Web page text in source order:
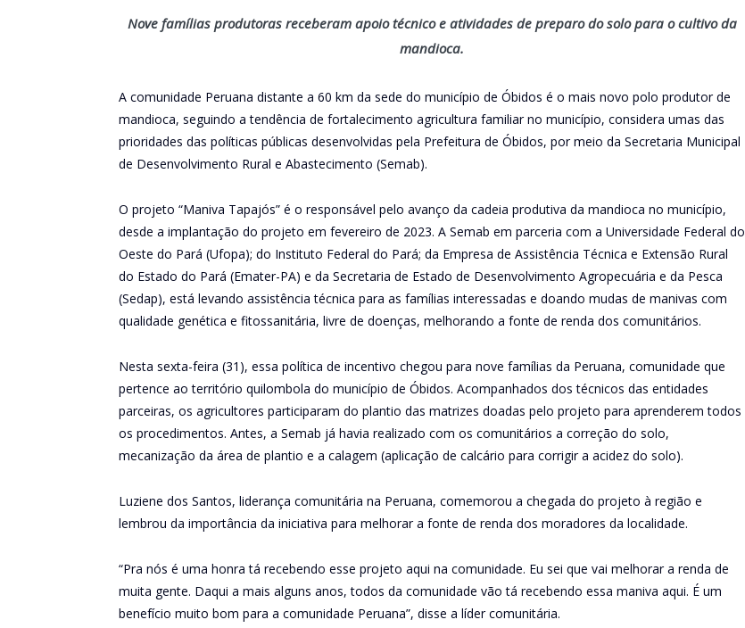
Nove famílias produtoras receberam apoio técnico e atividades de preparo do solo para o cultivo da
mandioca.
A comunidade Peruana distante a 60 km da sede do município de Óbidos é o mais novo polo produtor de
mandioca, seguindo a tendência de fortalecimento agricultura familiar no município, considera umas das
prioridades das políticas públicas desenvolvidas pela Prefeitura de Óbidos, por meio da Secretaria Municipal
de Desenvolvimento Rural e Abastecimento (Semab).
O projeto “Maniva Tapajós” é o responsável pelo avanço da cadeia produtiva da mandioca no município,
desde a implantação do projeto em fevereiro de 2023. A Semab em parceria com a Universidade Federal do
Oeste do Pará (Ufopa); do Instituto Federal do Pará; da Empresa de Assistência Técnica e Extensão Rural
do Estado do Pará (Emater-PA) e da Secretaria de Estado de Desenvolvimento Agropecuária e da Pesca
(Sedap), está levando assistência técnica para as famílias interessadas e doando mudas de manivas com
qualidade genética e fitossanitária, livre de doenças, melhorando a fonte de renda dos comunitários.
Nesta sexta-feira (31), essa política de incentivo chegou para nove famílias da Peruana, comunidade que
pertence ao território quilombola do município de Óbidos. Acompanhados dos técnicos das entidades
parceiras, os agricultores participaram do plantio das matrizes doadas pelo projeto para aprenderem todos
os procedimentos. Antes, a Semab já havia realizado com os comunitários a correção do solo,
mecanização da área de plantio e a calagem (aplicação de calcário para corrigir a acidez do solo).
Luziene dos Santos, liderança comunitária na Peruana, comemorou a chegada do projeto à região e
lembrou da importância da iniciativa para melhorar a fonte de renda dos moradores da localidade.
“Pra nós é uma honra tá recebendo esse projeto aqui na comunidade. Eu sei que vai melhorar a renda de
muita gente. Daqui a mais alguns anos, todos da comunidade vão tá recebendo essa maniva aqui. É um
benefício muito bom para a comunidade Peruana”, disse a líder comunitária.